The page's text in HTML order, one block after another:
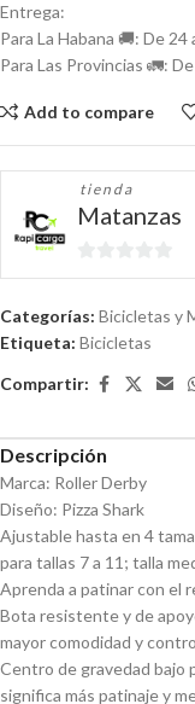
Entrega:
Para La Habana 🚚: De 24
Para Las Provincias 🚛:
Add to compare
tienda
Matanzas
0
Categorías: Bicicletas y
Etiqueta: Bicicletas
Compartir:
Descripción
Marca: Roller Derby
Diseño: Pizza Shark
Ajustable hasta en 4
para tallas 7 a 11; talla
Aprenda a patinar con el
Bota resistente y de
mayor comodidad y
Centro de gravedad bajo
significa más patinaje y